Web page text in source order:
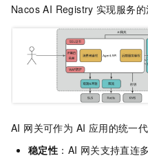
Nacos AI Registry 实现服务的
AI 网关可作为 AI 应用的统一
稳定性 ：AI 网关支持直连